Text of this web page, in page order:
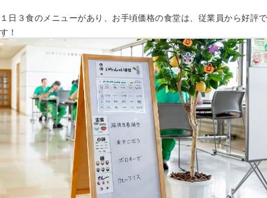
１日３食のメニューがあり、お手頃価格の食堂は、従業員から好評で
す！